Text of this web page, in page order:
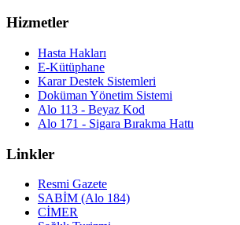
Hizmetler
Hasta Hakları
E-Kütüphane
Karar Destek Sistemleri
Doküman Yönetim Sistemi
Alo 113 - Beyaz Kod
Alo 171 - Sigara Bırakma Hattı
Linkler
Resmi Gazete
SABİM (Alo 184)
CİMER